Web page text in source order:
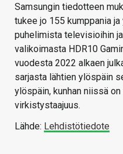
Samsungin tiedotteen
tukee jo 155 kumppania
puhelimista televisioihin
valikoimasta HDR10
vuodesta 2022 alkaen
sarjasta lähtien ylöspäin
ylöspäin, kunhan niissä
virkistystaajuus.
Lähde: Lehdistötiedote